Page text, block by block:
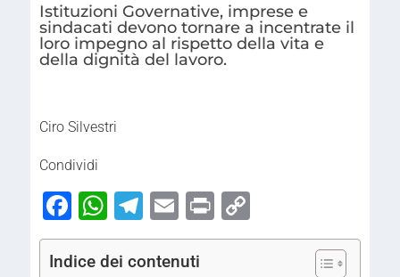
Istituzioni Governative, imprese e
sindacati devono tornare a incentrate il
loro impegno al rispetto della vita e
della dignità del lavoro.
Ciro Silvestri
Condividi
Facebook
WhatsApp
Telegram
Email
PrintCopy
Link
Indice dei contenuti